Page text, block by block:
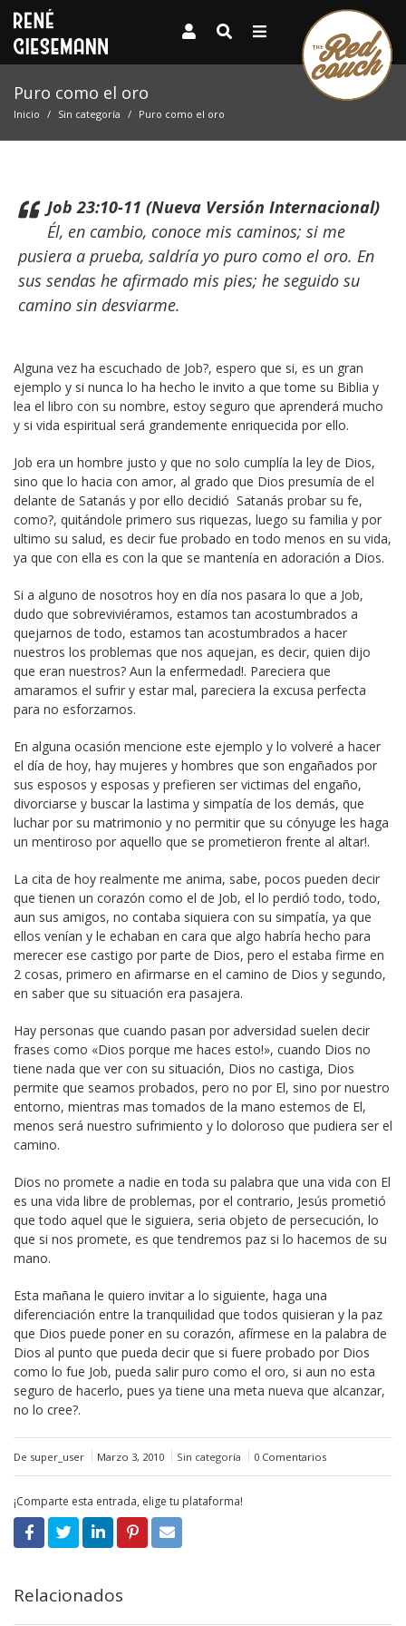
Puro como el oro
Inicio Sin categoría Puro como el oro
Job 23:10-11 (Nueva Versión Internacional)
Él, en cambio, conoce mis caminos; si me
pusiera a prueba, saldría yo puro como el oro. En
sus sendas he afirmado mis pies; he seguido su
camino sin desviarme.
Alguna vez ha escuchado de Job?, espero que si, es un gran
ejemplo y si nunca lo ha hecho le invito a que tome su Biblia y
lea el libro con su nombre, estoy seguro que aprenderá mucho
y si vida espiritual será grandemente enriquecida por ello.
Job era un hombre justo y que no solo cumplía la ley de Dios,
sino que lo hacia con amor, al grado que Dios presumía de el
delante de Satanás y por ello decidió Satanás probar su fe,
como?, quitándole primero sus riquezas, luego su familia y por
ultimo su salud, es decir fue probado en todo menos en su vida,
ya que con ella es con la que se mantenía en adoración a Dios.
Si a alguno de nosotros hoy en día nos pasara lo que a Job,
dudo que sobreviviéramos, estamos tan acostumbrados a
quejarnos de todo, estamos tan acostumbrados a hacer
nuestros los problemas que nos aquejan, es decir, quien dijo
que eran nuestros? Aun la enfermedad!. Pareciera que
amaramos el sufrir y estar mal, pareciera la excusa perfecta
para no esforzarnos.
En alguna ocasión mencione este ejemplo y lo volveré a hacer
el día de hoy, hay mujeres y hombres que son engañados por
sus esposos y esposas y prefieren ser victimas del engaño,
divorciarse y buscar la lastima y simpatía de los demás, que
luchar por su matrimonio y no permitir que su cónyuge les haga
un mentiroso por aquello que se prometieron frente al altar!.
La cita de hoy realmente me anima, sabe, pocos pueden decir
que tienen un corazón como el de Job, el lo perdió todo, todo,
aun sus amigos, no contaba siquiera con su simpatía, ya que
ellos venían y le echaban en cara que algo habría hecho para
merecer ese castigo por parte de Dios, pero el estaba firme en
2 cosas, primero en afirmarse en el camino de Dios y segundo,
en saber que su situación era pasajera.
Hay personas que cuando pasan por adversidad suelen decir
frases como «Dios porque me haces esto!», cuando Dios no
tiene nada que ver con su situación, Dios no castiga, Dios
permite que seamos probados, pero no por El, sino por nuestro
entorno, mientras mas tomados de la mano estemos de El,
menos será nuestro sufrimiento y lo doloroso que pudiera ser el
camino.
Dios no promete a nadie en toda su palabra que una vida con El
es una vida libre de problemas, por el contrario, Jesús prometió
que todo aquel que le siguiera, seria objeto de persecución, lo
que si nos promete, es que tendremos paz si lo hacemos de su
mano.
Esta mañana le quiero invitar a lo siguiente, haga una
diferenciación entre la tranquilidad que todos quisieran y la paz
que Dios puede poner en su corazón, afírmese en la palabra de
Dios al punto que pueda decir que si fuere probado por Dios
como lo fue Job, pueda salir puro como el oro, si aun no esta
seguro de hacerlo, pues ya tiene una meta nueva que alcanzar,
no lo cree?.
De super_user Marzo 3, 2010 Sin categoría 0 Comentarios
¡Comparte esta entrada, elige tu plataforma!
Relacionados